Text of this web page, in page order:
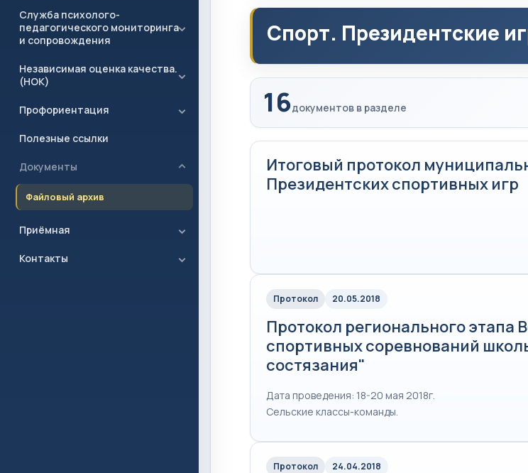
Служба психолого-
педагогического мониторинга
и сопровождения
Независимая оценка качества.
(НОК)
Профориентация
Полезные ссылки
Документы
Файловый архив
Приёмная
Контакты
Спорт. Президентские
16документов в разделе
Итоговый протокол
Президентских спортивных игр
Протокол 20.05.2018
Протокол регионального этапа
спортивных соревнований
состязания"
Дата проведения: 18-20 мая 2018г.
Сельские классы-команды.
Протокол 24.04.2018